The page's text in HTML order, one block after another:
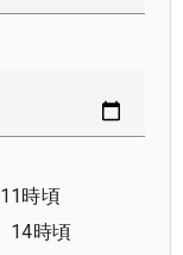
11時頃
14時頃